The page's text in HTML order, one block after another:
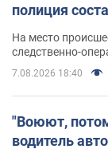
полиция
На место
следственно-
7.08.2026 18:40
"Воюют,
водитель